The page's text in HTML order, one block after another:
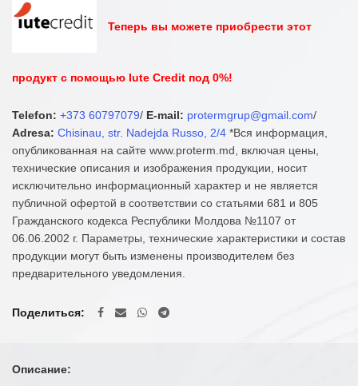
Теперь вы можете приобрести этот
продукт с помощью Iute Credit под 0%!
Telefon: +373 60797079/ E-mail: protermgrup@gmail.com/
Adresa: Chisinau, str. Nadejda Russo, 2/4 *Вся информация,
опубликованная на сайте www.proterm.md, включая цены,
технические описания и изображения продукции, носит
исключительно информационный характер и не является
публичной офертой в соответствии со статьями 681 и 805
Гражданского кодекса Республики Молдова №1107 от
06.06.2002 г. Параметры, технические характеристики и состав
продукции могут быть изменены производителем без
предварительного уведомления.
Поделиться
Описание: